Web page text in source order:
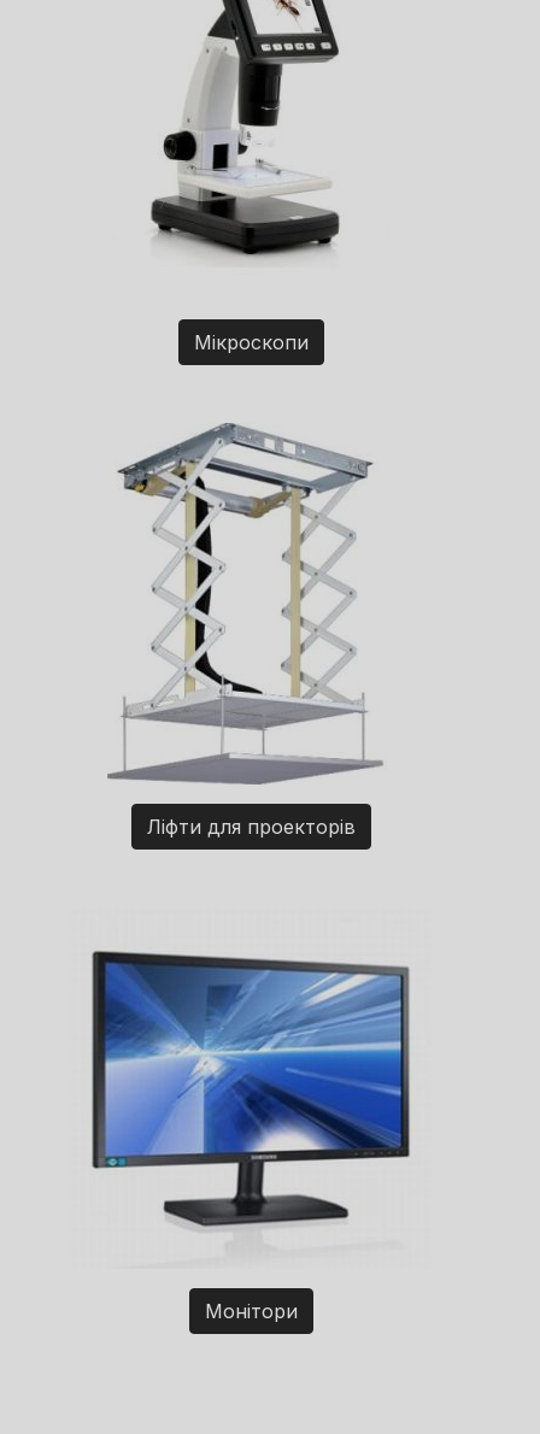
Мікроскопи
Ліфти для проекторів
Монітори